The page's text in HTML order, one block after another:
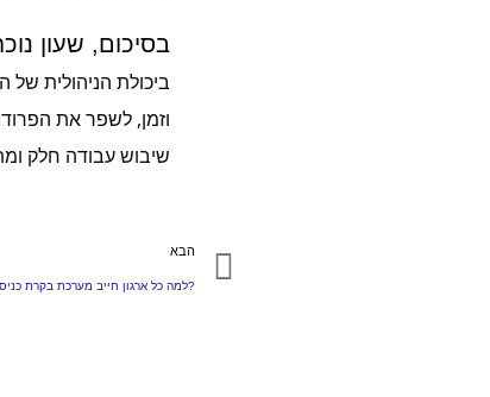
בסיכום, שעון
ביכולת הניהולית של
וזמן, לשפר את
שיבוש עבודה חלק
הבא
למה כל ארגון חייב מערכת בקרת כניסה?